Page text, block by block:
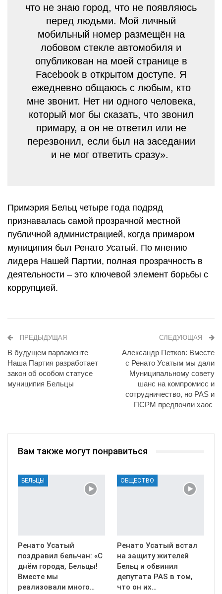
что не знаю город, что не появляюсь
перед людьми. Мой личный
мобильный номер размещён на
лобовом стекле автомобиля и
опубликован на моей странице в
Facebook в открытом доступе. Я
ежедневно общаюсь с любым, кто
мне звонит. Нет ни одного человека,
который мог бы сказать, что звонил
примару, а он не ответил или не
перезвонил, если был на заседании
и не мог ответить сразу».
Примэрия Бельц четыре года подряд
признавалась самой прозрачной местной
публичной администрацией, когда примаром
муниципия был Ренато Усатый. По мнению
лидера Нашей Партии, полная прозрачность в
деятельности – это ключевой элемент борьбы с
коррупцией.
ПРЕДЫДУЩАЯ
В будущем парламенте
Наша Партия разработает
закон об особом статусе
муниципия Бельцы
СЛЕДУЮЩАЯ
Александр Петков: Вместе
с Ренато Усатым мы дали
Муниципальному совету
шанс на компромисс и
сотрудничество, но PAS и
ПСРМ предпочли хаос
Вам также могут понравиться
БЕЛЬЦЫ
Ренато Усатый
поздравил бельчан: «С
днём города, Бельцы!
Вместе мы
реализовали много…
ОБЩЕСТВО
Ренато Усатый встал
на защиту жителей
Бельц и обвинил
депутата PAS в том,
что он их…